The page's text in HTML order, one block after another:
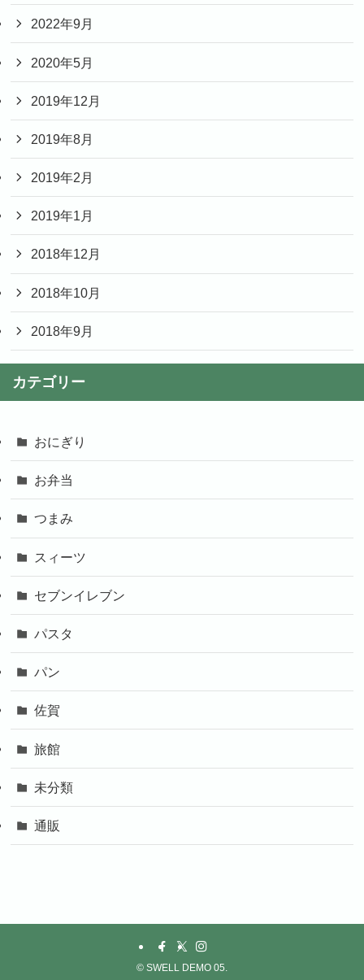
2022年9月
2020年5月
2019年12月
2019年8月
2019年2月
2019年1月
2018年12月
2018年10月
2018年9月
カテゴリー
おにぎり
お弁当
つまみ
スィーツ
セブンイレブン
パスタ
パン
佐賀
旅館
未分類
通販
© SWELL DEMO 05.